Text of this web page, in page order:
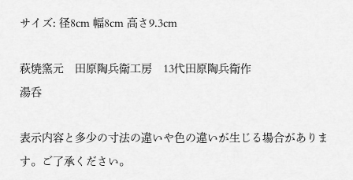
サイズ: 径8cm 幅8cm 高さ9.3cm
萩焼窯元 田原陶兵衛工房 13代田原陶兵衛作
湯呑
表示内容と多少の寸法の違いや色の違いが生じる場合がありま
す。ご了承ください。